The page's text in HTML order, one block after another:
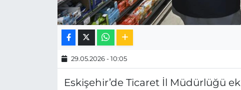
29.05.2026 - 10:05
Eskişehir’de Ticaret İl Müdürlüğü